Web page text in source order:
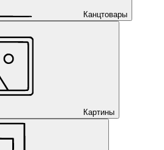
Канцтовары
Картины